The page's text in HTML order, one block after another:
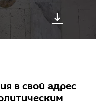
в свой адрес